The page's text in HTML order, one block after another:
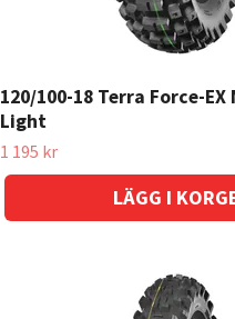
120/100-18 Terra Force-EX
Light
1 195 kr